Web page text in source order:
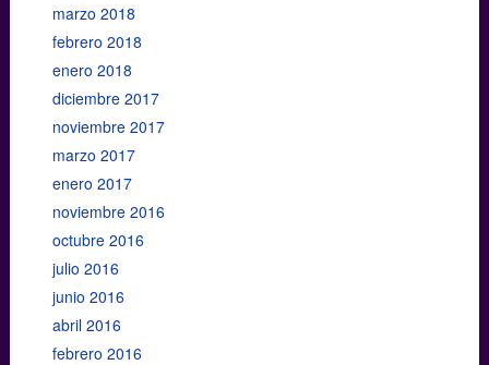
marzo 2018
febrero 2018
enero 2018
diciembre 2017
noviembre 2017
marzo 2017
enero 2017
noviembre 2016
octubre 2016
julio 2016
junio 2016
abril 2016
febrero 2016